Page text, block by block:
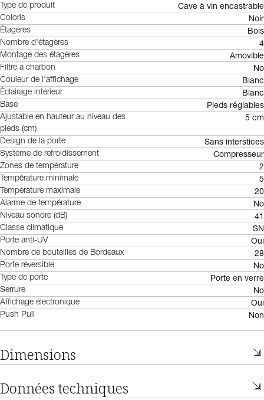
Type de produit Cave à vin encastrable
Coloris Noir
Étagères Bois
Nombre d'étagères 4
Montage des étagères Amovible
Filtre à charbon No
Couleur de l'affichage Blanc
Éclairage intérieur Blanc
Base Pieds réglables
Ajustable en hauteur au niveau des
pieds (cm)
5 cm
Design de la porte Sans interstices
Système de refroidissement Compresseur
Zones de température 2
Température minimale 5
Température maximale 20
Alarme de température No
Niveau sonore (dB) 41
Classe climatique SN
Porte anti-UV Oui
Nombre de bouteilles de Bordeaux 28
Porte réversible No
Type de porte Porte en verre
Serrure No
Affichage électronique Oui
Push Pull Non
Dimensions
Données techniques